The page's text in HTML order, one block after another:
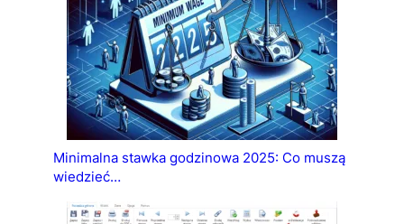
Minimalna stawka godzinowa 2025: Co muszą
wiedzieć…